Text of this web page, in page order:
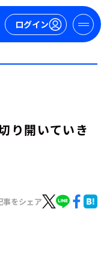
ログイン
り開いていき
事をシェア